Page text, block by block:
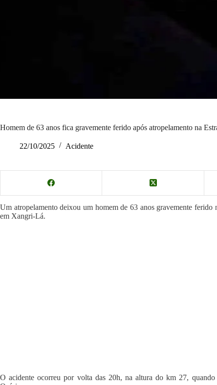
Homem de 63 anos fica gravemente ferido após atropelamento na
22/10/2025 Acidente
Um atropelamento deixou um homem de 63 anos gravemente
em Xangri-Lá.
O acidente ocorreu por volta das 20h, na altura do km 27,